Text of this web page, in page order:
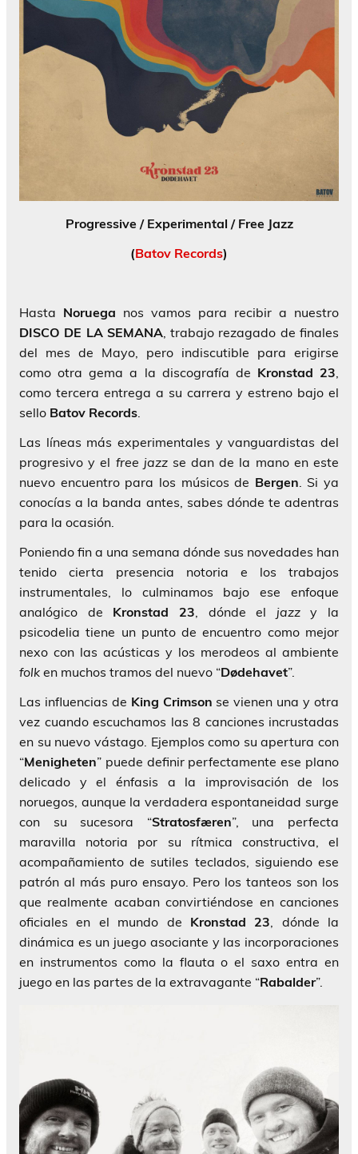
Progressive / Experimental / Free Jazz
(Batov Records)
Hasta Noruega nos vamos para recibir a nuestro
DISCO DE LA SEMANA, trabajo rezagado de finales
del mes de Mayo, pero indiscutible para erigirse
como otra gema a la discografía de Kronstad 23
como tercera entrega a su carrera y estreno bajo el
sello Batov Records
Las líneas más experimentales y vanguardistas del
progresivo y el free jazzse dan de la mano en este
nuevo encuentro para los músicos de Bergen . Si ya
conocías a la banda antes, sabes dónde te adentras
para la ocasión.
Poniendo fin a una semana dónde sus novedades han
tenido cierta presencia notoria e los trabajos
instrumentales, lo culminamos bajo ese enfoque
analógico de Kronstad 23 , dónde el jazzy la
psicodelia tiene un punto de encuentro como mejor
nexo con las acústicas y los merodeos al ambiente
folk en muchos tramos del nuevo “Dødehavet”.
Las influencias de King Crimson se vienen una y otra
vez cuando escuchamos las 8 canciones incrustadas
en su nuevo vástago. Ejemplos como su apertura con
“Menigheten” puede definir perfectamente ese plano
delicado y el énfasis a la improvisación de los
noruegos, aunque la verdadera espontaneidad surge
con su sucesora “Stratosfæren”, una perfecta
maravilla notoria por su rítmica constructiva, el
acompañamiento de sutiles teclados, siguiendo ese
patrón al más puro ensayo. Pero los tanteos son los
que realmente acaban convirtiéndose en canciones
oficiales en el mundo de Kronstad 23 , dónde la
dinámica es un juego asociante y las incorporaciones
en instrumentos como la flauta o el saxo entra en
juego en las partes de la extravagante “Rabalder”.